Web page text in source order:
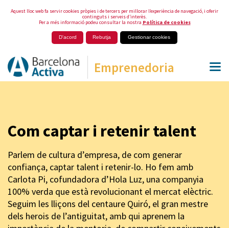
Aquest lloc web fa servir cookies pròpies i de tercers per millorar l’experiència de navegació, i oferir
continguts i serveis d’interès.
Per a més informació podeu consultar la nostra Política de cookies
D'acord Rebutja Gestionar cookies
Emprenedoria
Com captar i retenir talent
Parlem de cultura d’empresa, de com generar
confiança, captar talent i retenir-lo. Ho fem amb
Carlota Pi, cofundadora d’Hola Luz, una companyia
100% verda que està revolucionant el mercat elèctric.
Seguim les lliçons del centaure Quiró, el gran mestre
dels herois de l’antiguitat, amb qui aprenem la